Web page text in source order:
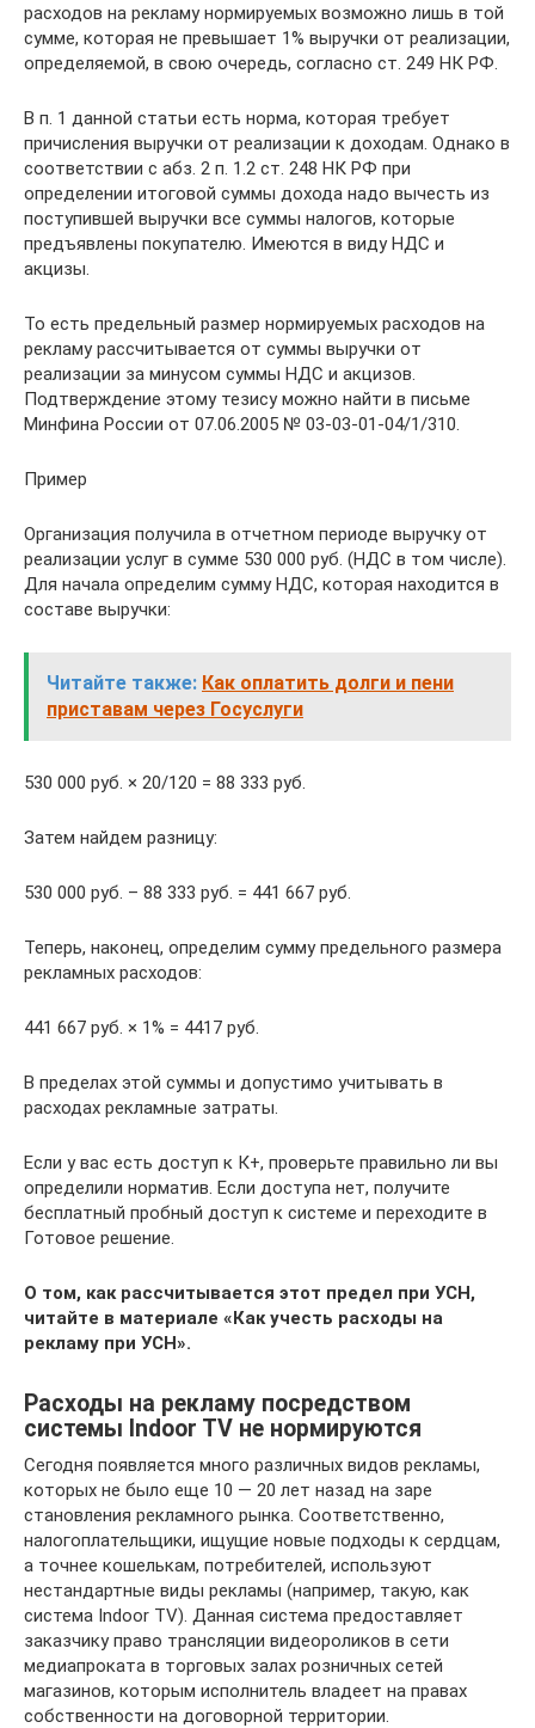
расходов на рекламу нормируемых возможно лишь в той
сумме, которая не превышает 1% выручки от реализации,
определяемой, в свою очередь, согласно ст. 249 НК РФ.
В п. 1 данной статьи есть норма, которая требует
причисления выручки от реализации к доходам. Однако в
соответствии с абз. 2 п. 1.2 ст. 248 НК РФ при
определении итоговой суммы дохода надо вычесть из
поступившей выручки все суммы налогов, которые
предъявлены покупателю. Имеются в виду НДС и
акцизы.
То есть предельный размер нормируемых расходов на
рекламу рассчитывается от суммы выручки от
реализации за минусом суммы НДС и акцизов.
Подтверждение этому тезису можно найти в письме
Минфина России от 07.06.2005 № 03-03-01-04/1/310.
Пример
Организация получила в отчетном периоде выручку от
реализации услуг в сумме 530 000 руб. (НДС в том числе).
Для начала определим сумму НДС, которая находится в
составе выручки:
Читайте также: Как оплатить долги и пени
приставам через Госуслуги
530 000 руб. × 20/120 = 88 333 руб.
Затем найдем разницу:
530 000 руб. – 88 333 руб. = 441 667 руб.
Теперь, наконец, определим сумму предельного размера
рекламных расходов:
441 667 руб. × 1% = 4417 руб.
В пределах этой суммы и допустимо учитывать в
расходах рекламные затраты.
Если у вас есть доступ к К+, проверьте правильно ли вы
определили норматив. Если доступа нет, получите
бесплатный пробный доступ к системе и переходите в
Готовое решение.
О том, как рассчитывается этот предел при УСН,
читайте в материале «Как учесть расходы на
рекламу при УСН».
Расходы на рекламу посредством
системы Indoor TV не нормируются
Сегодня появляется много различных видов рекламы,
которых не было еще 10 — 20 лет назад на заре
становления рекламного рынка. Соответственно,
налогоплательщики, ищущие новые подходы к сердцам,
а точнее кошелькам, потребителей, используют
нестандартные виды рекламы (например, такую, как
система Indoor TV). Данная система предоставляет
заказчику право трансляции видеороликов в сети
медиапроката в торговых залах розничных сетей
магазинов, которым исполнитель владеет на правах
собственности на договорной территории.